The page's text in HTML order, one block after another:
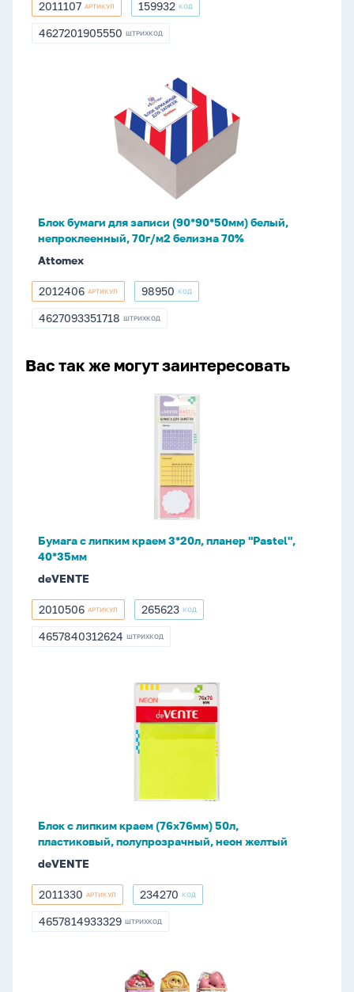
2011107
2011107 АРТИКУЛ 159932
159932 КОД
4627201905550
4627201905550 ШТРИХКОД
(90*90*50мм)
м2
белизна
70%
Блок бумаги для записи (90*90*50мм) белый,
непроклеенный, 70г/м2 белизна 70%
Attomex
2012406
2012406 АРТИКУЛ 98950
98950 КОД
4627093351718
4627093351718 ШТРИХКОД
Вас так же могут заинтересовать
Бумага с липким краем 3*20л, планер "Pastel",
40*35мм
deVENTE
2010506
2010506 АРТИКУЛ 265623
265623 КОД
4657840312624
4657840312624 ШТРИХКОД
неон
желтый
Блок с липким краем (76х76мм) 50л,
пластиковый, полупрозрачный, неон желтый
deVENTE
2011330
2011330 АРТИКУЛ 234270
234270 КОД
4657814933329
4657814933329 ШТРИХКОД